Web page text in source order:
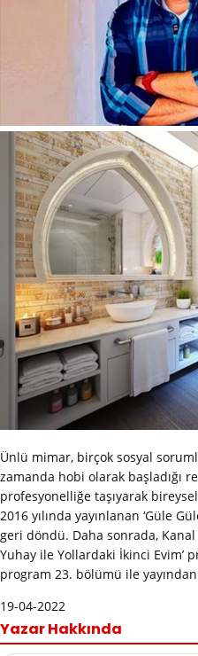
Ünlü mimar, birçok sosyal
zamanda hobi olarak başladığı
profesyonelliğe taşıyarak
2016 yılında yayınlanan ‘Güle
geri döndü. Daha sonrada, Kanal
Yuhay ile Yollardaki İkinci Evim’
program 23. bölümü ile yayından
19-04-2022
Yazar Hakkında